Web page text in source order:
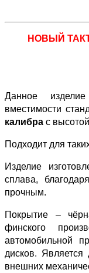
НОВЫЙ
Данное
вместимости
калибра с
Подходит для
Изделие
сплава,
прочным.
Покрытие –
финского
автомобильной
дисков.
внешних